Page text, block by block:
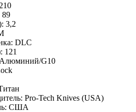
210
89
3,2
DLC
121
Алюминий/G10
Pro-Tech Knives (USA)
США